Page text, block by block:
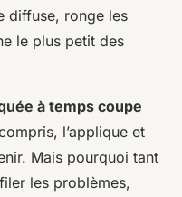
diffuse, ronge les
le plus petit des
à temps coupe
l’applique et
Mais pourquoi tant
les problèmes,